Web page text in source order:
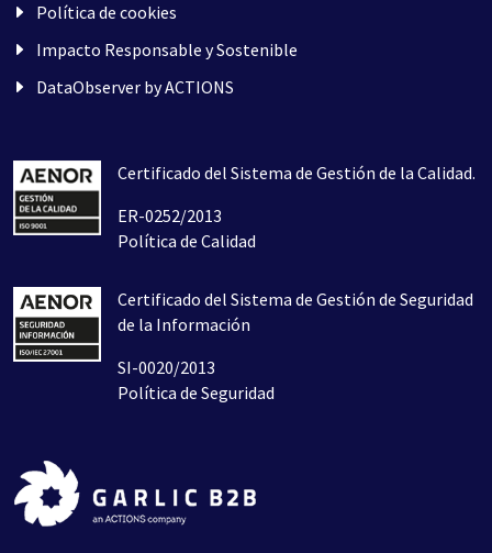
Política de cookies
Impacto Responsable y Sostenible
DataObserver by ACTIONS
Certificado del Sistema de Gestión de la Calidad.
ER-0252/2013
Política de Calidad
Certificado del Sistema de Gestión de Seguridad
de la Información
SI-0020/2013
Política de Seguridad